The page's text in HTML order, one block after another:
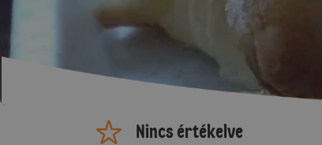
Nincs értékelve